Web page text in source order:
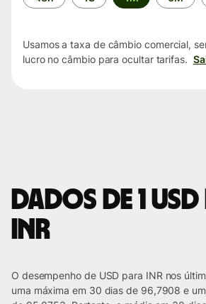
de
Usamos a taxa de câmbio comercial,
lucro no câmbio para ocultar tarifas.
Dados de 1
INR
O desempenho de USD para INR nos
uma máxima em 30 dias de 96,7908 e